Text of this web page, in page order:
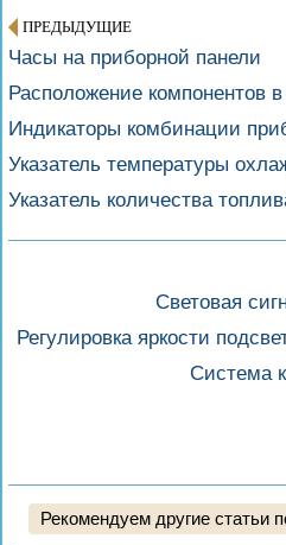
ПРЕДЫДУЩИЕ
Часы на приборной панели
Расположение компонентов
Индикаторы комбинации
Указатель температуры
Указатель количества
Световая
Регулировка яркости
Система
Рекомендуем другие статьи